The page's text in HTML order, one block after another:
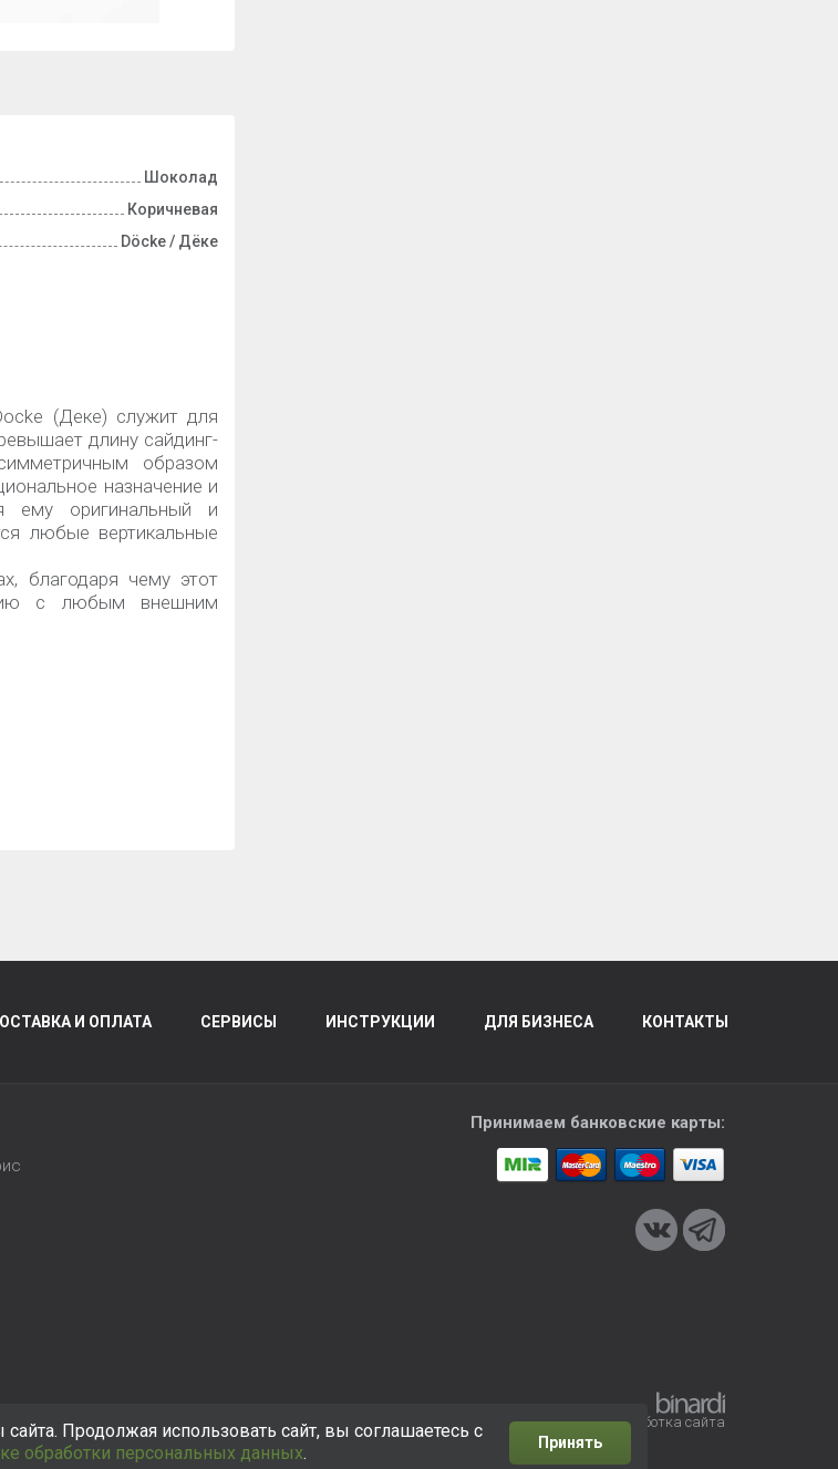
Шоколад
Коричневая
Döcke / Дёке
(Деке) служит для
длину сайдинг-
образом
назначение и
ему оригинальный и
любые вертикальные
благодаря чему этот
с любым внешним
И ОПЛАТА СЕРВИСЫ ИНСТРУКЦИИ ДЛЯ БИЗНЕСА КОНТАКТЫ
Принимаем банковские карты:
Разработка сайта
Продолжая использовать сайт, вы соглашаетесь с
обработки персональных данных.
Принять